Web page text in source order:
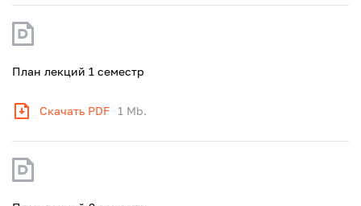
План лекций 1 семестр
Скачать PDF 1 Mb.